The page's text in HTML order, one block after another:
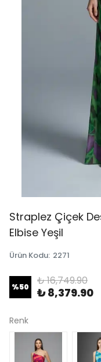
Straplez Çiçek
Elbise Yeşil
Ürün Kodu: 2271
%50 ₺ 16,749.90
₺ 8,379.90
Renk